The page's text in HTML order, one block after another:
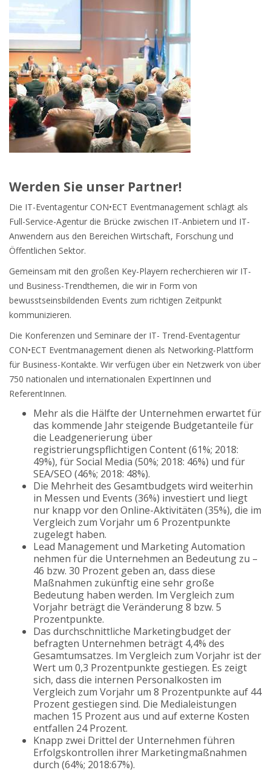
Werden Sie unser Partner!
Die IT-Eventagentur CON•ECT Eventmanagement schlägt als
Full-Service-Agentur die Brücke zwischen IT-Anbietern und IT-
Anwendern aus den Bereichen Wirtschaft, Forschung und
Öffentlichen Sektor.
Gemeinsam mit den großen Key-Playern recherchieren wir IT-
und Business-Trendthemen, die wir in Form von
bewusstseinsbildenden Events zum richtigen Zeitpunkt
kommunizieren.
Die Konferenzen und Seminare der IT- Trend-Eventagentur
CON•ECT Eventmanagement dienen als Networking-Plattform
für Business-Kontakte. Wir verfügen über ein Netzwerk von über
750 nationalen und internationalen ExpertInnen und
ReferentInnen.
Mehr als die Hälfte der Unternehmen erwartet für
das kommende Jahr steigende Budgetanteile für
die Leadgenerierung über
registrierungspflichtigen Content (61%; 2018:
49%), für Social Media (50%; 2018: 46%) und für
SEA/SEO (46%; 2018: 48%).
Die Mehrheit des Gesamtbudgets wird weiterhin
in Messen und Events (36%) investiert und liegt
nur knapp vor den Online-Aktivitäten (35%), die im
Vergleich zum Vorjahr um 6 Prozentpunkte
zugelegt haben.
Lead Management und Marketing Automation
nehmen für die Unternehmen an Bedeutung zu –
46 bzw. 30 Prozent geben an, dass diese
Maßnahmen zukünftig eine sehr große
Bedeutung haben werden. Im Vergleich zum
Vorjahr beträgt die Veränderung 8 bzw. 5
Prozentpunkte.
Das durchschnittliche Marketingbudget der
befragten Unternehmen beträgt 4,4% des
Gesamtumsatzes. Im Vergleich zum Vorjahr ist der
Wert um 0,3 Prozentpunkte gestiegen. Es zeigt
sich, dass die internen Personalkosten im
Vergleich zum Vorjahr um 8 Prozentpunkte auf 44
Prozent gestiegen sind. Die Medialeistungen
machen 15 Prozent aus und auf externe Kosten
entfallen 24 Prozent.
Knapp zwei Drittel der Unternehmen führen
Erfolgskontrollen ihrer Marketingmaßnahmen
durch (64%; 2018:67%).